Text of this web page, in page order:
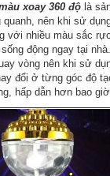
xoay 360 độ là
nên khi sử
với nhiều màu sắc
động ngay tại
vòng nên khi sử
đổi ở từng góc độ
hấp dẫn hơn bao giờ